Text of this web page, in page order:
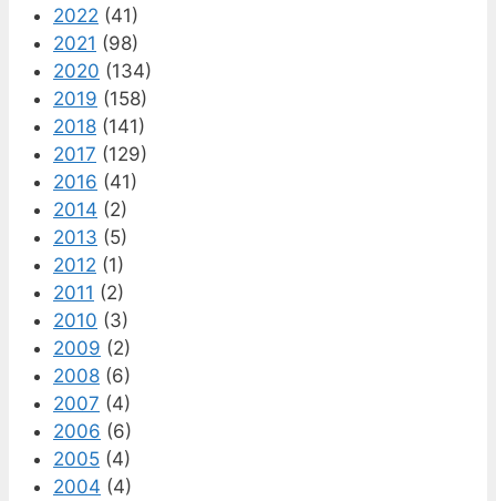
2022 (41)
2021 (98)
2020 (134)
2019 (158)
2018 (141)
2017 (129)
2016 (41)
2014 (2)
2013 (5)
2012 (1)
2011 (2)
2010 (3)
2009 (2)
2008 (6)
2007 (4)
2006 (6)
2005 (4)
2004 (4)